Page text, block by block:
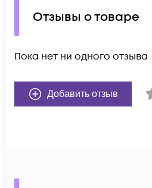
Отзывы о товаре
Пока нет ни одного отзыва
Добавить отзыв